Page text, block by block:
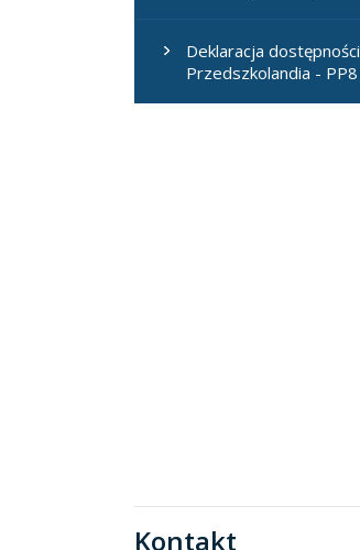
Deklaracja dostępności
Przedszkolandia - PP8
Kontakt